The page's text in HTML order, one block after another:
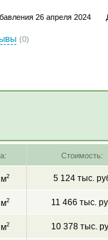
26 апреля 2024
(0)
Стоимость:
2 5 124 тыс.
2 11 466 тыс.
2 10 378 тыс.